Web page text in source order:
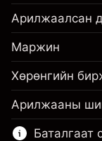
оруулалт
Шөнийн
Позицын
авах
Маржин.
оруулалт
Шөнийн
Позицын
авах
Арилжаалсан
Маржин
Хөрөнгийн
Арилжааны
Баталгаат